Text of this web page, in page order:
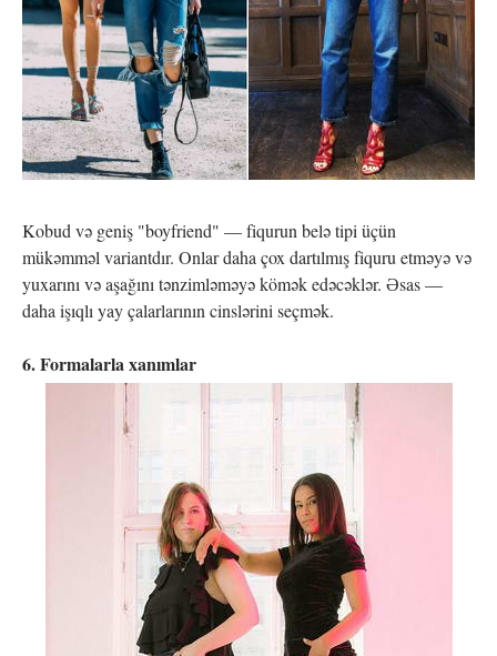
Kobud və geniş "boyfriend" — fiqurun belə tipi üçün
mükəmməl variantdır. Onlar daha çox dartılmış fiquru etməyə və
yuxarını və aşağını tənzimləməyə kömək edəcəklər. Əsas —
daha işıqlı yay çalarlarının cinslərini seçmək.
6. Formalarla xanımlar